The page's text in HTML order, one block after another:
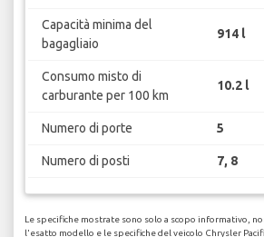
Capacità minima del
bagagliaio
914 l
Consumo misto di
carburante per 100 km
10.2 l
Numero di porte 5
Numero di posti 7, 8
Le specifiche mostrate sono solo a scopo informativo,
l'esatto modello e le specifiche del veicolo Chrysler